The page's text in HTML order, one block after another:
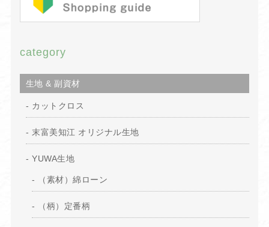
category
生地 & 副資材
カットクロス
末富美知江 オリジナル生地
YUWA生地
（素材）綿ローン
（柄）定番柄